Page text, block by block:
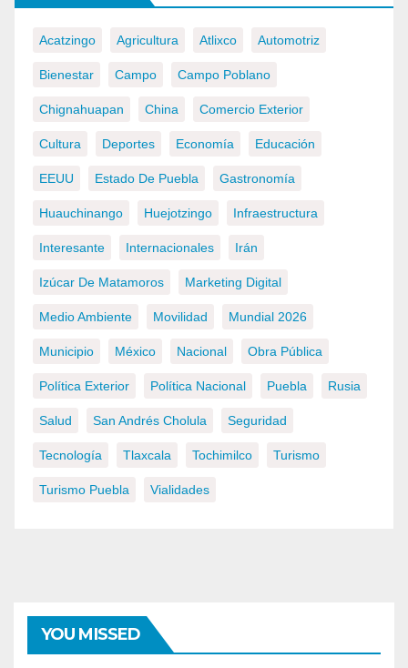
Acatzingo Agricultura Atlixco Automotriz
Bienestar Campo Campo Poblano
Chignahuapan China Comercio Exterior
Cultura Deportes Economía Educación
EEUU Estado De Puebla Gastronomía
Huauchinango Huejotzingo Infraestructura
Interesante Internacionales Irán
Izúcar De Matamoros Marketing Digital
Medio Ambiente Movilidad Mundial 2026
Municipio México Nacional Obra Pública
Política Exterior Política Nacional Puebla Rusia
Salud San Andrés Cholula Seguridad
Tecnología Tlaxcala Tochimilco Turismo
Turismo Puebla Vialidades
YOU MISSED